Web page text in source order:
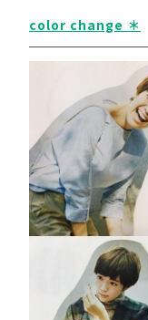
color change ＊